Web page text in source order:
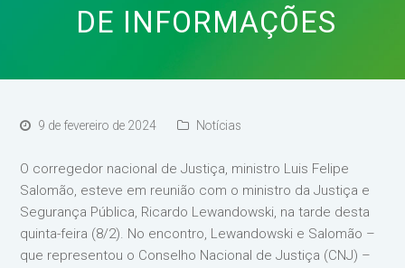
DE INFORMAÇÕES
9 de fevereiro de 2024 Notícias
O corregedor nacional de Justiça, ministro Luis Felipe
Salomão, esteve em reunião com o ministro da Justiça e
Segurança Pública, Ricardo Lewandowski, na tarde desta
quinta-feira (8/2). No encontro, Lewandowski e Salomão –
que representou o Conselho Nacional de Justiça (CNJ) –